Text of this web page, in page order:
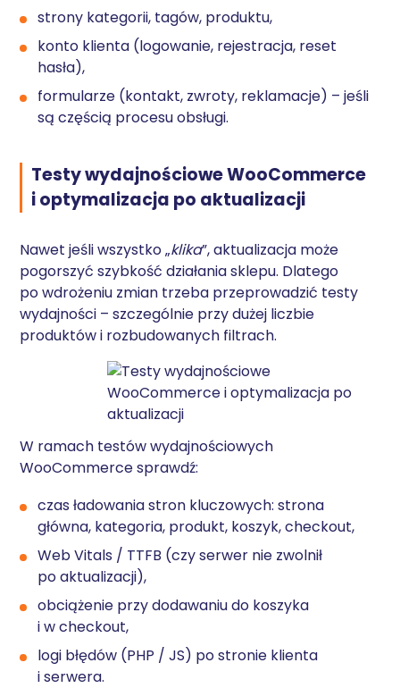
strony kategorii, tagów, produktu,
konto klienta (logowanie, rejestracja, reset
hasła),
formularze (kontakt, zwroty, reklamacje) – jeśli
są częścią procesu obsługi.
Testy wydajnościowe WooCommerce
i optymalizacja po aktualizacji
Nawet jeśli wszystko „klika”, aktualizacja może
pogorszyć szybkość działania sklepu. Dlatego
po wdrożeniu zmian trzeba przeprowadzić testy
wydajności – szczególnie przy dużej liczbie
produktów i rozbudowanych filtrach.
W ramach testów wydajnościowych
WooCommerce sprawdź:
czas ładowania stron kluczowych: strona
główna, kategoria, produkt, koszyk, checkout,
Web Vitals / TTFB (czy serwer nie zwolnił
po aktualizacji),
obciążenie przy dodawaniu do koszyka
i w checkout,
logi błędów (PHP / JS) po stronie klienta
i serwera.